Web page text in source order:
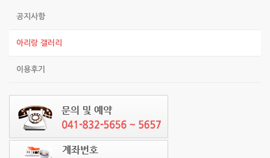
공지사항
아리랑 갤러리
이용후기